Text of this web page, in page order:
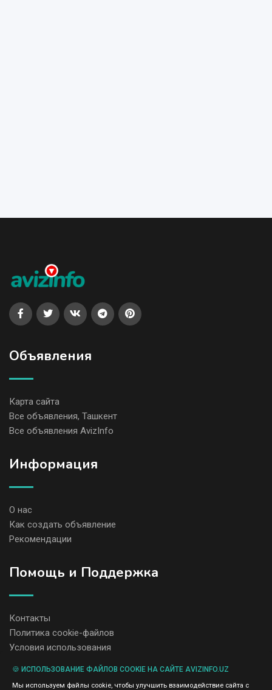
Объявления
Карта сайта
Все объявления, Ташкент
Все объявления AvizInfo
Информация
О нас
Как создать объявление
Рекомендации
Помощь и Поддержка
Контакты
Политика cookie-файлов
Условия использования
содержание размещенных объявлений.
🍪 ИСПОЛЬЗОВАНИЕ ФАЙЛОВ COOKIE НА САЙТЕ AVIZINFO.UZ
Мы используем файлы cookie, чтобы улучшить взаимодействие сайта с